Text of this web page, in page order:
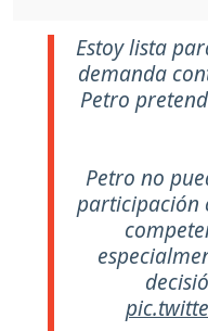
Estoy lista
demanda
Petro
Petro no
participación